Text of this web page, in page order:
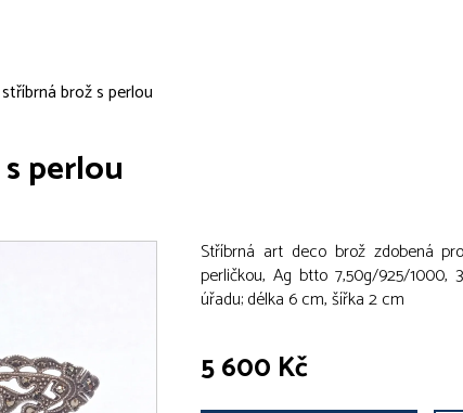
brož s perlou
perlou
Stříbrná art deco brož zdobená
perličkou, Ag btto 7,50g/925/
úřadu; délka 6 cm, šířka 2 cm
5 600 Kč